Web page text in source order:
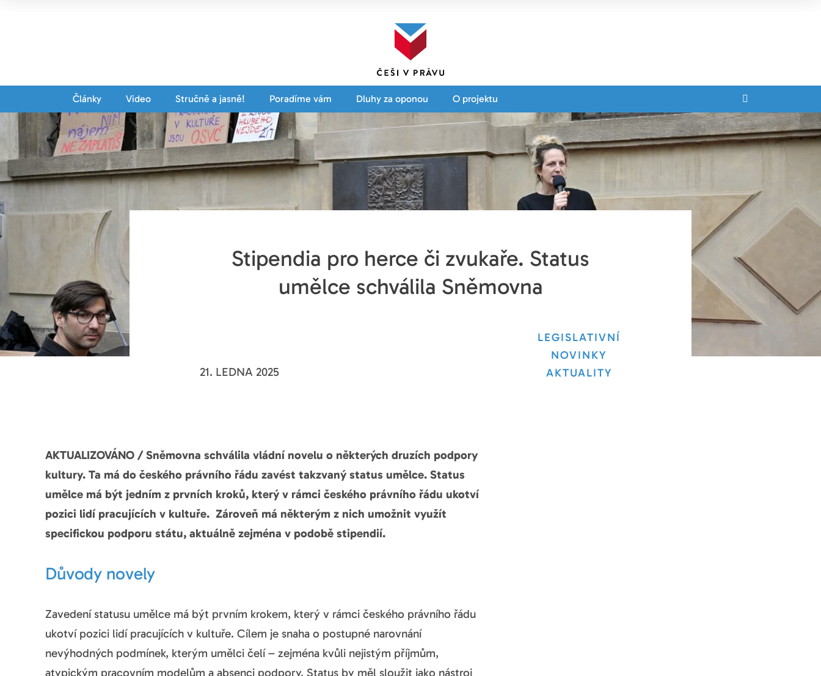
Články Video Stručně a jasně! Poradíme vám Dluhy za oponou O projektu
Stipendia pro herce či zvukaře. Status
umělce schválila Sněmovna
21. LEDNA 2025
LEGISLATIVNÍ
NOVINKY
AKTUALITY
AKTUALIZOVÁNO / Sněmovna schválila vládní novelu o některých druzích podpory
kultury. Ta má do českého právního řádu zavést takzvaný status umělce. Status
umělce má být jedním z prvních kroků, který v rámci českého právního řádu ukotví
pozici lidí pracujících v kultuře. Zároveň má některým z nich umožnit využít
specifickou podporu státu, aktuálně zejména v podobě stipendií.
Důvody novely
Zavedení statusu umělce má být prvním krokem, který v rámci českého právního řádu
ukotví pozici lidí pracujících v kultuře. Cílem je snaha o postupné narovnání
nevýhodných podmínek, kterým umělci čelí – zejména kvůli nejistým příjmům,
atypickým pracovním modelům a absenci podpory. Status by měl sloužit jako nástroj